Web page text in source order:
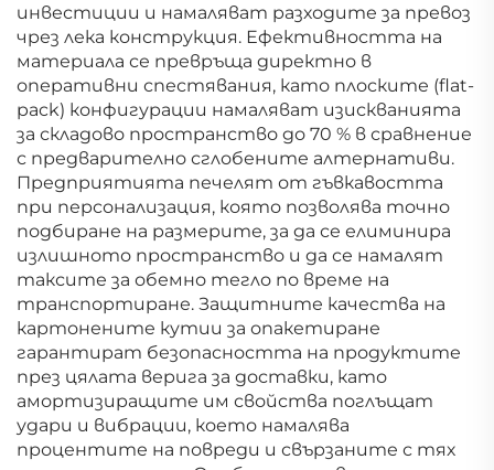
инвестиции и намаляват разходите за превоз
чрез лека конструкция. Ефективността на
материала се превръща директно в
оперативни спестявания, като плоските (flat-
pack) конфигурации намаляват изискванията
за складово пространство до 70 % в сравнение
с предварително сглобените алтернативи.
Предприятията печелят от гъвкавостта
при персонализация, която позволява точно
подбиране на размерите, за да се елиминира
излишното пространство и да се намалят
таксите за обемно тегло по време на
транспортиране. Защитните качества на
картонените кутии за опакетиране
гарантират безопасността на продуктите
през цялата верига за доставки, като
амортизиращите им свойства поглъщат
удари и вибрации, което намалява
процентите на повреди и свързаните с тях